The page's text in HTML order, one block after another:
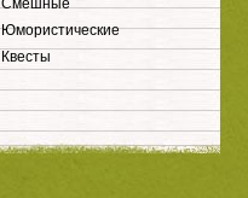
Смешные
Юмористические
Квесты